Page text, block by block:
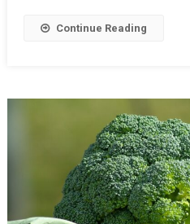
Continue Reading